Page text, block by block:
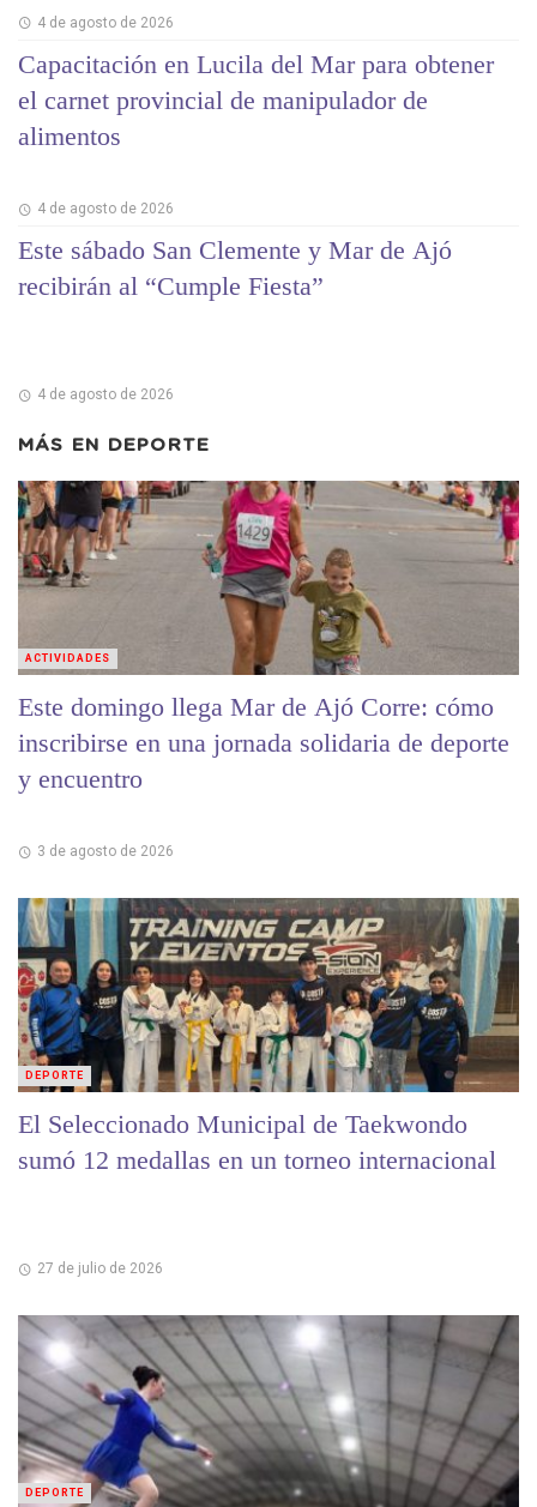
4 de agosto de 2026
Capacitación en Lucila del Mar para obtener
el carnet provincial de manipulador de
alimentos
4 de agosto de 2026
Este sábado San Clemente y Mar de Ajó
recibirán al “Cumple Fiesta”
4 de agosto de 2026
MÁS EN DEPORTE
Este domingo llega Mar de Ajó Corre: cómo
inscribirse en una jornada solidaria de deporte
y encuentro
3 de agosto de 2026
ACTIVIDADES
El Seleccionado Municipal de Taekwondo
sumó 12 medallas en un torneo internacional
27 de julio de 2026
DEPORTE
DEPORTE